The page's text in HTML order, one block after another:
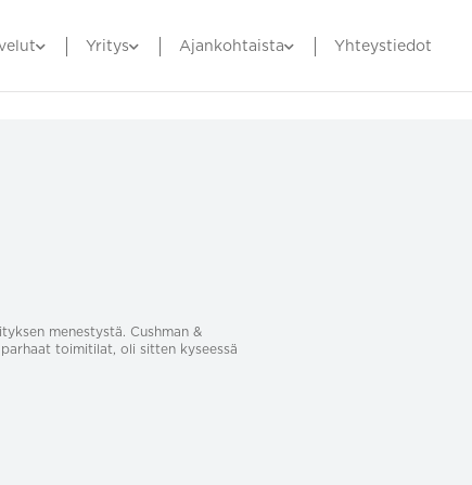
Yritys Ajankohtaista Yhteystiedot
menestystä. Cushman &
toimitilat, oli sitten kyseessä